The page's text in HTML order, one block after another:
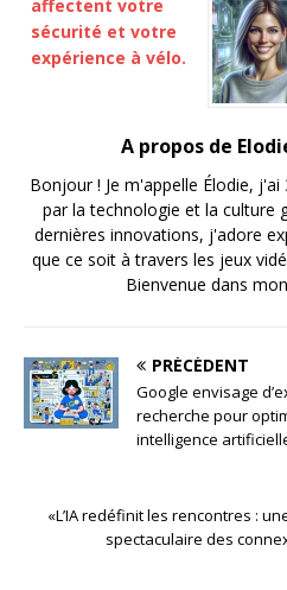
A propos de
Bonjour ! Je m'appelle Élodie,
par la technologie et la culture
dernières innovations, j'adore
que ce soit à travers les jeux
Bienvenue dans
PRÉCÉDENT
Google envisage
recherche pour
intelligence
«L’IA redéfinit les rencontres :
spectaculaire des